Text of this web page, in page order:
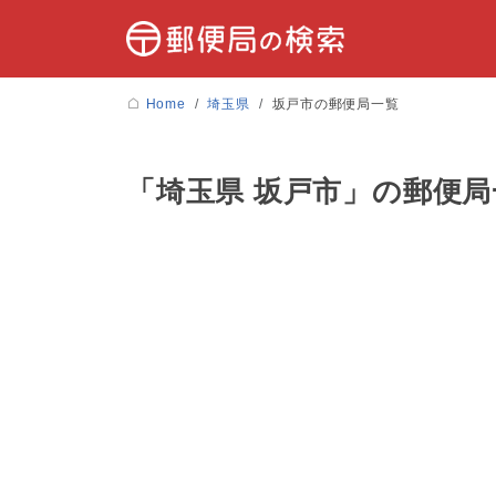
Home 埼玉県 坂戸市の郵便局一覧
「埼玉県 坂戸市」の郵便